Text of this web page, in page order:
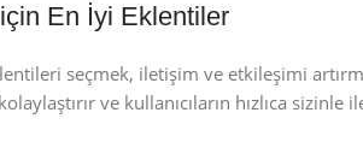
En İyi Eklentiler
seçmek, iletişim ve etkileşimi
ve kullanıcıların hızlıca sizinle